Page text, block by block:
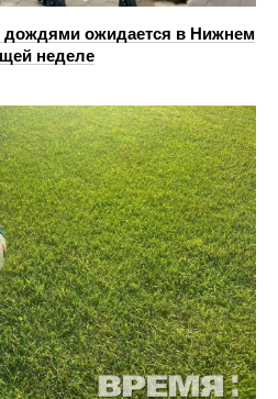
дождями ожидается в Нижнем
неделе